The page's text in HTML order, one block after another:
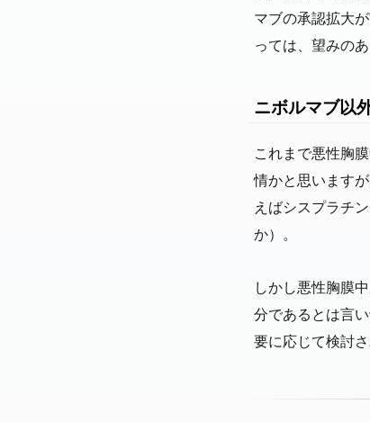
マブの承認拡大
っては、望みの
ニボルマブ以
これまで悪性胸
情かと思います
えばシスプラチ
か）。
しかし悪性胸膜
分であるとは言
要に応じて検討